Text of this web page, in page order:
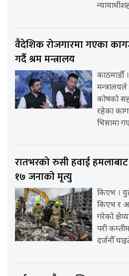
वैदेशिक रोजगारमा गएका
गर्दै श्रम मन्त्रालय
काठमाडौँ
मन्त्रालयले
कोषको
रहेका
भिसामा
रातभरको रुसी हवाई हमलाबाट
१७ जनाको मृत्यु
किएभ ।
किएभ र
गरेको
परी
दर्जनौँ